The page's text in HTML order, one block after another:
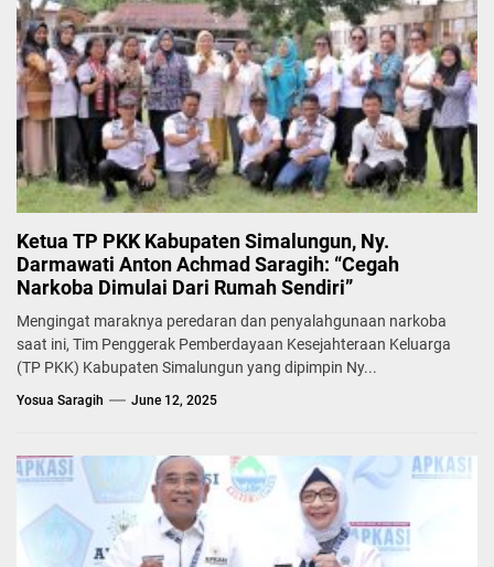
Ketua TP PKK Kabupaten Simalungun, Ny.
Darmawati Anton Achmad Saragih: “Cegah
Narkoba Dimulai Dari Rumah Sendiri”
Mengingat maraknya peredaran dan penyalahgunaan narkoba
saat ini, Tim Penggerak Pemberdayaan Kesejahteraan Keluarga
(TP PKK) Kabupaten Simalungun yang dipimpin Ny...
Yosua Saragih June 12, 2025